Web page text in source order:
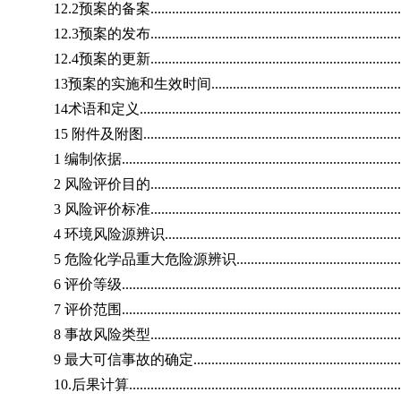
12.2预案的备案
12.3预案的发布
12.4预案的更新
13预案的实施和生效时间
14术语和定义
15 附件及附图
1 编制依据
2 风险评价目的
3 风险评价标准
4 环境风险源辨识
5 危险化学品重大危险源辨识
6 评价等级
7 评价范围
8 事故风险类型
9 最大可信事故的确定
10.后果计算